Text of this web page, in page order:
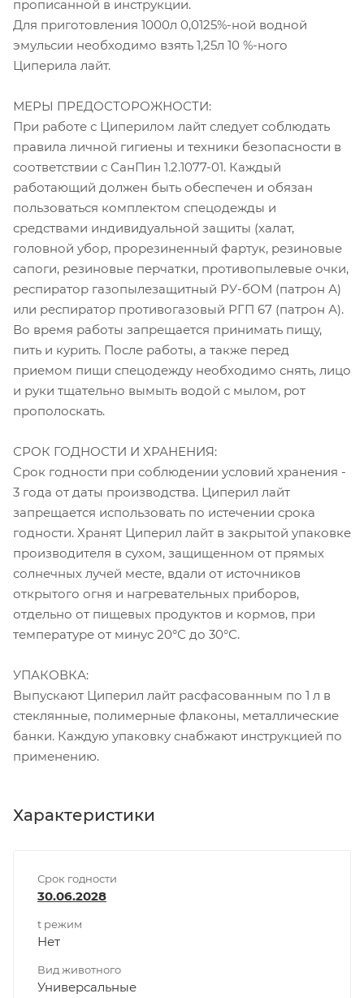
прописанной в инструкции.
Для приготовления 1000л 0,0125%-ной водной
эмульсии необходимо взять 1,25л 10 %-ного
Циперила лайт.
МЕРЫ ПРЕДОСТОРОЖНОСТИ:
При работе с Циперилом лайт следует соблюдать
правила личной гигиены и техники безопасности в
соответствии с СанПин 1.2.1077-01. Каждый
работающий должен быть обеспечен и обязан
пользоваться комплектом спецодежды и
средствами индивидуальной защиты (халат,
головной убор, прорезиненный фартук, резиновые
сапоги, резиновые перчатки, противопылевые очки,
респиратор газопылезащитный РУ-бОМ (патрон А)
или респиратор противогазовый РГП 67 (патрон А).
Во время работы запрещается принимать пищу,
пить и курить. После работы, а также перед
приемом пищи спецодежду необходимо снять, лицо
и руки тщательно вымыть водой с мылом, рот
прополоскать.
СРОК ГОДНОСТИ И ХРАНЕНИЯ:
Срок годности при соблюдении условий хранения -
3 года от даты производства. Циперил лайт
запрещается использовать по истечении срока
годности. Хранят Циперил лайт в закрытой упаковке
производителя в сухом, защищенном от прямых
солнечных лучей месте, вдали от источников
открытого огня и нагревательных приборов,
отдельно от пищевых продуктов и кормов, при
температуре от минус 20°С до 30°С.
УПАКОВКА:
Выпускают Циперил лайт расфасованным по 1 л в
стеклянные, полимерные флаконы, металлические
банки. Каждую упаковку снабжают инструкцией по
применению.
Характеристики
Срок годности
30.06.2028
t режим
Нет
Вид животного
Универсальные